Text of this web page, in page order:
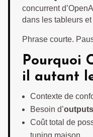
concurrent
dans les tableurs
Phrase courte.
Pourquoi
il autant
Contexte de
Besoin d’outputs
Coût total de
tuning maison